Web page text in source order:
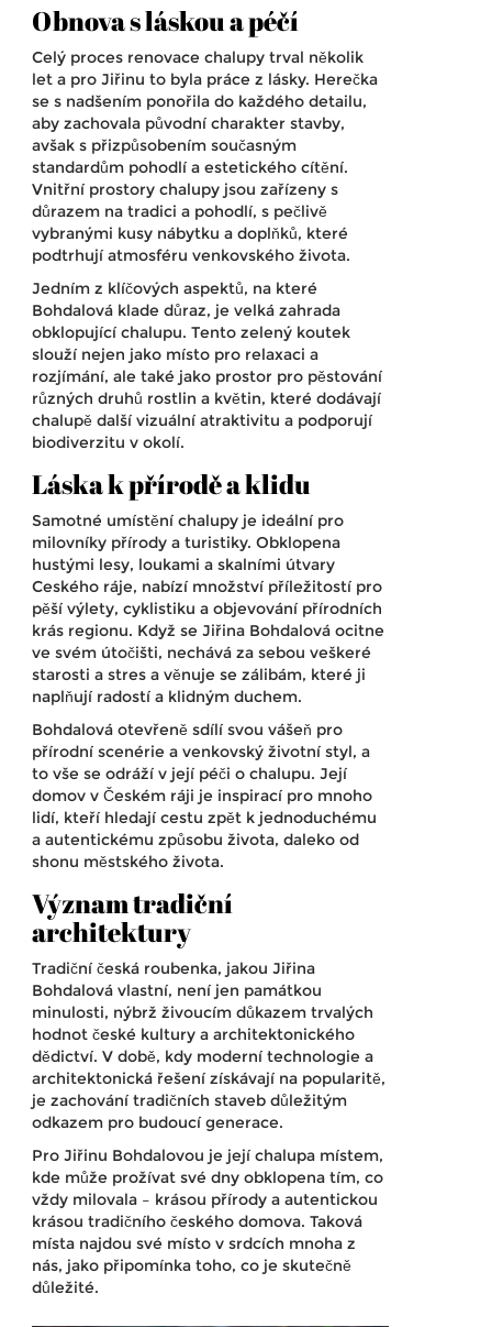
Obnova s láskou a péčí
Celý proces renovace chalupy trval několik
let a pro Jiřinu to byla práce z lásky. Herečka
se s nadšením ponořila do každého detailu,
aby zachovala původní charakter stavby,
avšak s přizpůsobením současným
standardům pohodlí a estetického cítění.
Vnitřní prostory chalupy jsou zařízeny s
důrazem na tradici a pohodlí, s pečlivě
vybranými kusy nábytku a doplňků, které
podtrhují atmosféru venkovského života.
Jedním z klíčových aspektů, na které
Bohdalová klade důraz, je velká zahrada
obklopující chalupu. Tento zelený koutek
slouží nejen jako místo pro relaxaci a
rozjímání, ale také jako prostor pro pěstování
různých druhů rostlin a květin, které dodávají
chalupě další vizuální atraktivitu a podporují
biodiverzitu v okolí.
Láska k přírodě a klidu
Samotné umístění chalupy je ideální pro
milovníky přírody a turistiky. Obklopena
hustými lesy, loukami a skalními útvary
Ceského ráje, nabízí množství příležitostí pro
pěší výlety, cyklistiku a objevování přírodních
krás regionu. Když se Jiřina Bohdalová ocitne
ve svém útočišti, nechává za sebou veškeré
starosti a stres a věnuje se zálibám, které ji
naplňují radostí a klidným duchem.
Bohdalová otevřeně sdílí svou vášeň pro
přírodní scenérie a venkovský životní styl, a
to vše se odráží v její péči o chalupu. Její
domov v Českém ráji je inspirací pro mnoho
lidí, kteří hledají cestu zpět k jednoduchému
a autentickému způsobu života, daleko od
shonu městského života.
Význam tradiční
architektury
Tradiční česká roubenka, jakou Jiřina
Bohdalová vlastní, není jen památkou
minulosti, nýbrž živoucím důkazem trvalých
hodnot české kultury a architektonického
dědictví. V době, kdy moderní technologie a
architektonická řešení získávají na popularitě,
je zachování tradičních staveb důležitým
odkazem pro budoucí generace.
Pro Jiřinu Bohdalovou je její chalupa místem,
kde může prožívat své dny obklopena tím, co
vždy milovala – krásou přírody a autentickou
krásou tradičního českého domova. Taková
místa najdou své místo v srdcích mnoha z
nás, jako připomínka toho, co je skutečně
důležité.